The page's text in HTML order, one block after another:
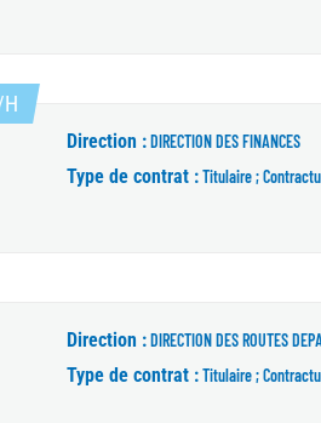
(Nouvelle fenêtre)
Direction :DIRECTION DES FINANCES
Type de contrat :Titulaire ;
Direction :DIRECTION DES ROUTES
Type de contrat :Titulaire ;